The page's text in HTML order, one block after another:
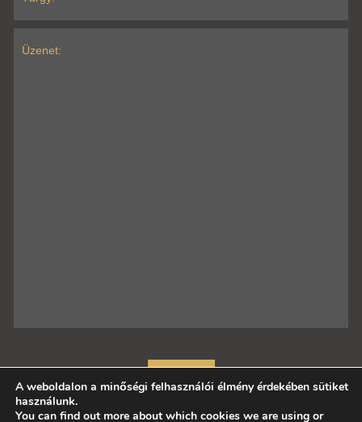
A weboldalon a minőségi felhasználói élmény érdekében sütiket
használunk.
You can find out more about which cookies we are using or